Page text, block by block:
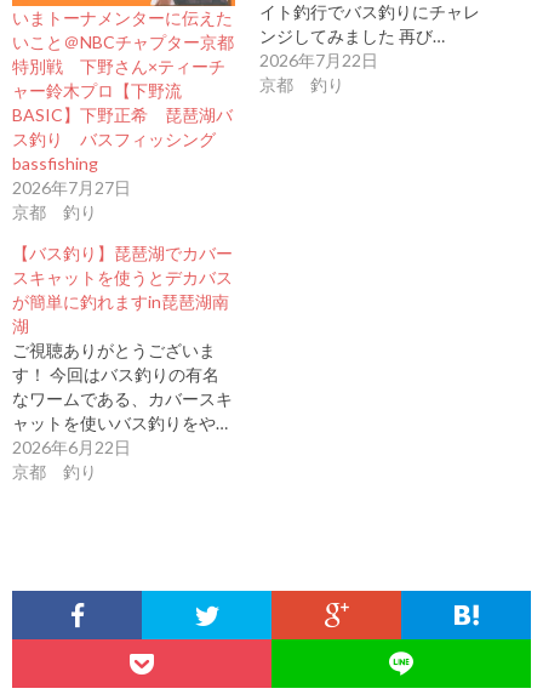
いまトーナメンターに伝えた
いこと＠NBCチャプター京都
特別戦 下野さん×ティーチ
ャー鈴木プロ【下野流
BASIC】下野正希 琵琶湖バ
ス釣り バスフィッシング
bassfishing
2026年7月27日
京都 釣り
イト釣行でバス釣りにチャレ
ンジしてみました 再び…
2026年7月22日
京都 釣り
【バス釣り】琵琶湖でカバー
スキャットを使うとデカバス
が簡単に釣れますin琵琶湖南
湖
ご視聴ありがとうございま
す！ 今回はバス釣りの有名
なワームである、カバースキ
ャットを使いバス釣りをや…
2026年6月22日
京都 釣り